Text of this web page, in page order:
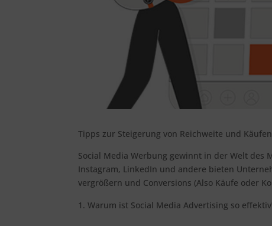
Tipps zur Steigerung von Reichweite und
Social Media Werbung gewinnt in der Welt des
Instagram, LinkedIn und andere bieten
vergrößern und Conversions (Also Käufe oder
Warum ist Social Media Advertising so